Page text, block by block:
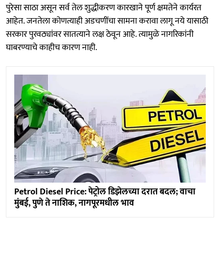
पुरेसा साठा असून सर्व तेल शुद्धीकरण कारखाने पूर्ण क्षमतेने कार्यरत
आहेत. जनतेला कोणत्याही अडचणींचा सामना करावा लागू नये यासाठी
सरकार पुरवठ्यांवर सातत्याने लक्ष ठेवून आहे. त्यामुळे नागरिकांनी
घाबरण्याचे काहीच कारण नाही.
Petrol Diesel Price: पेट्रोल डिझेलच्या दरात बदल; वाचा
मुंबई, पुणे ते नाशिक, नागपूरमधील भाव